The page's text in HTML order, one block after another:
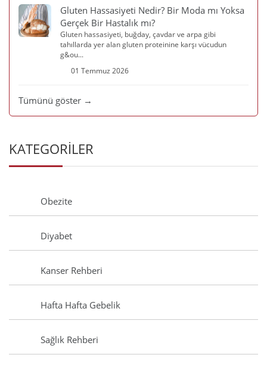
Gluten Hassasiyeti Nedir? Bir Moda mı Yoksa
Gerçek Bir Hastalık mı?
Gluten hassasiyeti, buğday, çavdar ve arpa gibi
tahıllarda yer alan gluten proteinine karşı vücudun
g&ou...
01 Temmuz 2026
Tümünü göster →
KATEGORİLER
Obezite
Diyabet
Kanser Rehberi
Hafta Hafta Gebelik
Sağlık Rehberi